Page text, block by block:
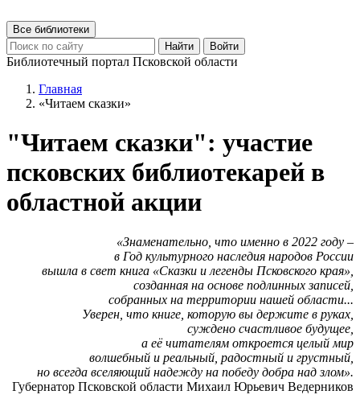
Все библиотеки
Найти
Войти
Библиотечный портал Псковской области
Главная
«Читаем сказки»
"Читаем сказки": участие
псковских библиотекарей в
областной акции
«Знаменательно, что именно в 2022 году –
в Год культурного наследия народов России
вышла в свет книга «Сказки и легенды Псковского края»,
созданная на основе подлинных записей,
собранных на территории нашей области...
Уверен, что книге, которую вы держите в руках,
суждено счастливое будущее,
а её читателям откроется целый мир
волшебный и реальный, радостный и грустный,
но всегда вселяющий надежду на победу добра над злом».
Губернатор Псковской области Михаил Юрьевич Ведерников